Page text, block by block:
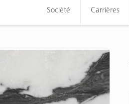
Société
Carrières